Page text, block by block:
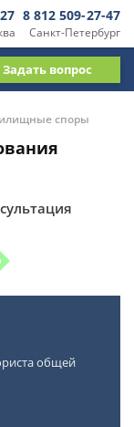
Санкт-Петербург
8 812 509-27-47
Задать вопрос
споры
общей